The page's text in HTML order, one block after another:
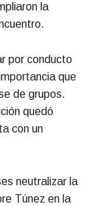
la
por conducto
que
de grupos.
quedó
con un
neutralizar la
Túnez en la